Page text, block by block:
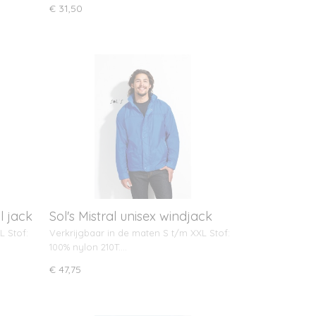
€ 31,50
jack
Stof:
Sol's Mistral unisex windjack
Verkrijgbaar in de maten S t/m XXL Stof:
100% nylon 210T.…
€ 47,75